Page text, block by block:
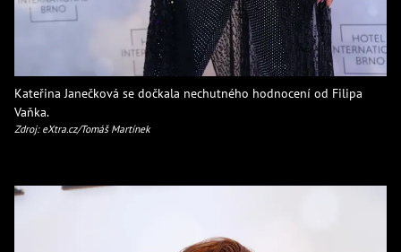
Kateřina Janečková se dočkala nechutného hodnocení od Filipa
Vaňka.
Zdroj: eXtra.cz/Tomáš Martínek